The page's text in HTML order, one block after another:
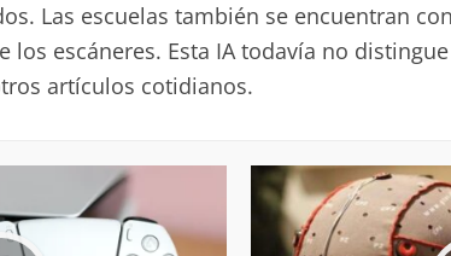
Las escuelas también se encuentran
los escáneres. Esta IA todavía no
artículos cotidianos.